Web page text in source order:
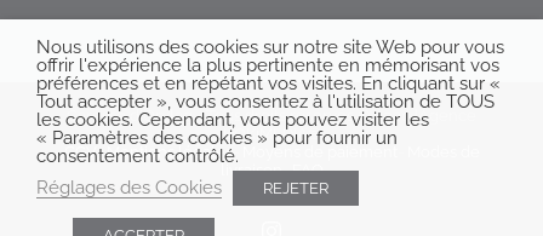
Caresse d'Orylag - Tous droits réservés © 2020 |Agence
DOKiMEDIA®
CGV-Mentions légales- Moyens de paiement
livraison-FAQ
Nous utilisons des cookies sur notre site Web pour vous
offrir l'expérience la plus pertinente en mémorisant vos
préférences et en répétant vos visites. En cliquant sur «
Tout accepter », vous consentez à l'utilisation de TOUS
les cookies. Cependant, vous pouvez visiter les
« Paramètres des cookies » pour fournir un
consentement contrôlé.
Réglages des Cookies
REJETER